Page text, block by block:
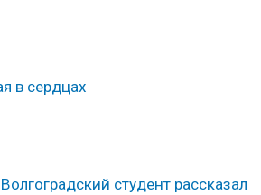
в сердцах
студент рассказал